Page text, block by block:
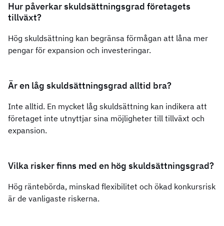
Hur påverkar skuldsättningsgrad företagets
tillväxt?
Hög skuldsättning kan begränsa förmågan att låna mer
pengar för expansion och investeringar.
Är en låg skuldsättningsgrad alltid bra?
Inte alltid. En mycket låg skuldsättning kan indikera att
företaget inte utnyttjar sina möjligheter till tillväxt och
expansion.
Vilka risker finns med en hög skuldsättningsgrad?
Hög räntebörda, minskad flexibilitet och ökad konkursrisk
är de vanligaste riskerna.